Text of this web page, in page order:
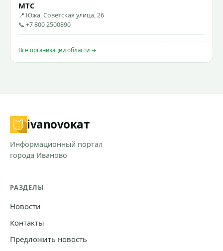
МТС
📍 Южа, Советская улица, 26
📞 +7 800 2500890
Все организации области →
ivanovoкат
Информационный портал
города Иваново
РАЗДЕЛЫ
Новости
Контакты
Предложить новость